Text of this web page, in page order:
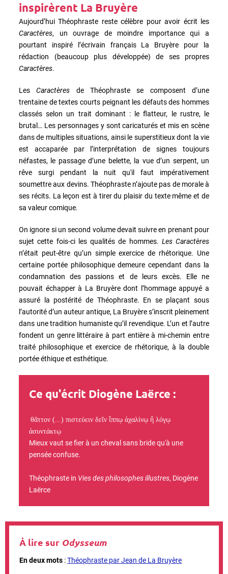
inspirèrent La Bruyère
Aujourd’hui Théophraste reste célèbre pour avoir écrit les
Caractères, un ouvrage de moindre importance qui a
pourtant inspiré l’écrivain français La Bruyère pour la
rédaction (beaucoup plus développée) de ses propres
Caractères.
LesCaractères de Théophraste se composent d’une
trentaine de textes courts peignant les défauts des hommes
classés selon un trait dominant : le flatteur, le rustre, le
brutal… Les personnages y sont caricaturés et mis en scène
dans de multiples situations, ainsi le superstitieux dont la vie
est accaparée par l’interprétation de signes toujours
néfastes, le passage d’une belette, la vue d’un serpent, un
rêve surgi pendant la nuit qu'il faut impérativement
soumettre aux devins. Théophraste n’ajoute pas de morale à
ses récits. La leçon est à tirer du plaisir du texte même et de
sa valeur comique.
On ignore si un second volume devait suivre en prenant pour
sujet cette fois-ci les qualités de hommes. Les Caractères
n’était peut-être qu’un simple exercice de rhétorique. Une
certaine portée philosophique demeure cependant dans la
condamnation des passions et de leurs excès. Elle ne
pouvait échapper à La Bruyère dont l’hommage appuyé a
assuré la postérité de Théophraste. En se plaçant sous
l’autorité d’un auteur antique, La Bruyère s’inscrit pleinement
dans une tradition humaniste qu’il revendique. L’un et l’autre
fondent un genre littéraire à part entière à mi-chemin entre
traité philosophique et exercice de rhétorique, à la double
portée éthique et esthétique.
Ce qu'écrit Diogène Laërce :
θᾶττον (...) πιστεύειν δεῖν ἵππῳ ἀχαλίνῳ ἢ λόγῳ
ἀσυντάκτῳ
Mieux vaut se fier à un cheval sans bride qu'à une
pensée confuse.
Théophraste in Vies des philosophes illustres, Diogène
Laërce
À lire sur Odysseum
En deux mots :Théophraste par Jean de La Bruyère